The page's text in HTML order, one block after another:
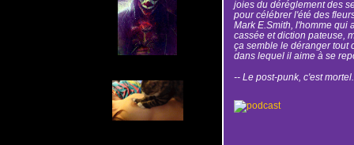
joies du déréglement des
pour célébrer l'été des
Mark E.Smith, l'homme qui
cassée et diction pateuse,
ça semble le déranger tout
dans lequel il aime à se
-- Le post-punk, c'est mortel.